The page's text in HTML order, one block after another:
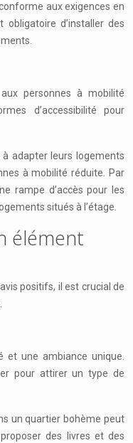
aux exigences en
obligatoire d’installer des
personnes à mobilité
d’accessibilité pour
à adapter leurs logements
à mobilité réduite. Par
rampe d’accès pour les
situés à l’étage.
élément
positifs, il est crucial de
et une ambiance unique.
pour attirer un type de
un quartier bohème peut
des livres et des